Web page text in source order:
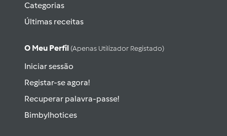
Categorias
Últimas receitas
O Meu Perfil (apenas Utilizador Registado)
Iniciar sessão
Registar-se agora!
Recuperar palavra-passe!
Bimbylhotices